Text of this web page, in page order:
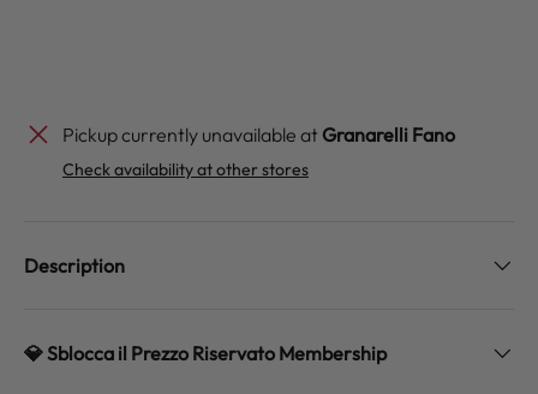
Pickup currently unavailable at Granarelli Fano
Check availability at other stores
Description
💎 Sblocca il Prezzo Riservato Membership